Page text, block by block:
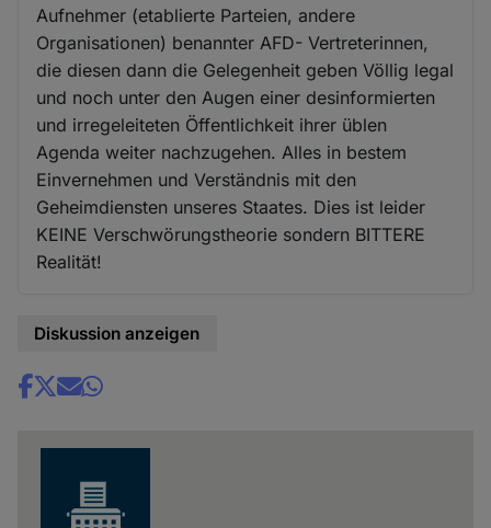
Aufnehmer (etablierte Parteien, andere
Organisationen) benannter AFD- Vertreterinnen,
die diesen dann die Gelegenheit geben Völlig legal
und noch unter den Augen einer desinformierten
und irregeleiteten Öffentlichkeit ihrer üblen
Agenda weiter nachzugehen. Alles in bestem
Einvernehmen und Verständnis mit den
Geheimdiensten unseres Staates. Dies ist leider
KEINE Verschwörungstheorie sondern BITTERE
Realität!
Diskussion anzeigen
Share